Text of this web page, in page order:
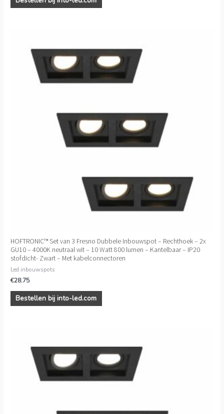
HOFTRONIC™ Set van 3 Fresno Dubbele Inbouwspot – Rechthoek – 2x
GU10 – 4000K neutraal wit – 10 Watt 800 lumen – Kantelbaar – IP20
stofdicht- Zwart – Met kabelconnectoren
Led inbouwspots
€28.75
Bestellen bij into-led.com